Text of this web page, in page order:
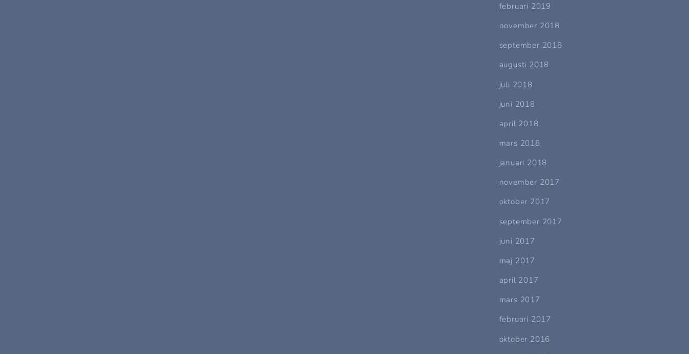
februari 2019
november 2018
september 2018
augusti 2018
juli 2018
juni 2018
april 2018
mars 2018
januari 2018
november 2017
oktober 2017
september 2017
juni 2017
maj 2017
april 2017
mars 2017
februari 2017
oktober 2016